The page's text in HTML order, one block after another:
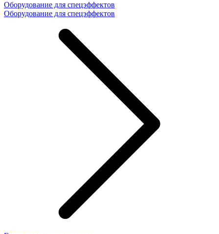
Оборудование для спецэффектов
Оборудование для спецэффектов